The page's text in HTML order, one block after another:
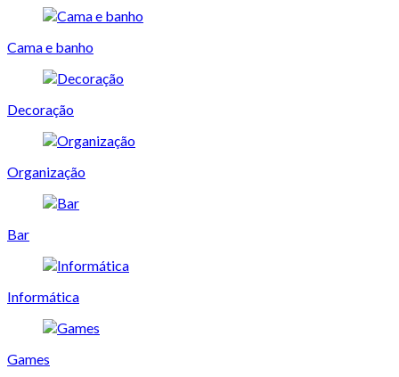
Cama e banho
Decoração
Organização
Bar
Informática
Games